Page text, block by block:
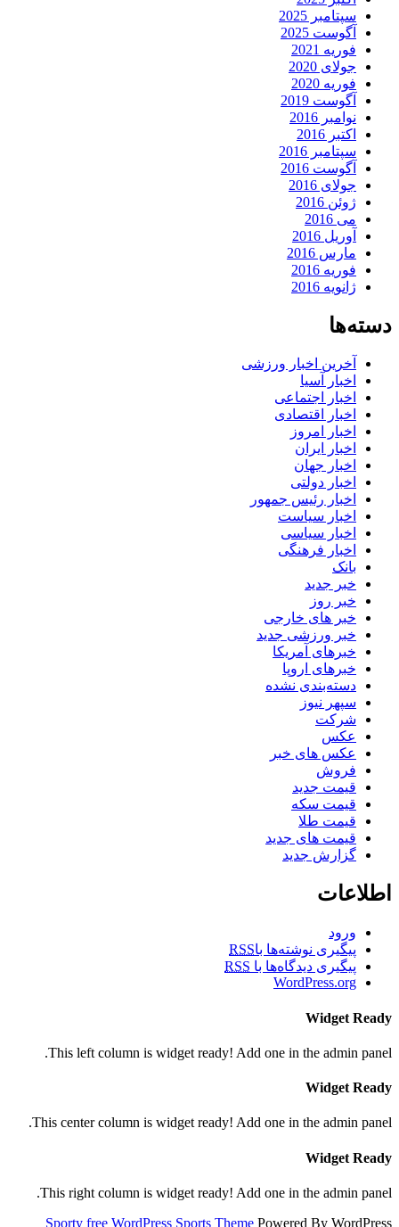
سپتامبر 2025
آگوست 2025
فوریه 2021
جولای 2020
فوریه 2020
آگوست 2019
نوامبر 2016
اکتبر 2016
سپتامبر 2016
آگوست 2016
جولای 2016
ژوئن 2016
می 2016
آوریل 2016
مارس 2016
فوریه 2016
ژانویه 2016
دسته‌ها
آخرین اخبار ورزشی
اخبار آسیا
اخبار اجتماعی
اخبار اقتصادی
اخبار امروز
اخبار ایران
اخبار جهان
اخبار دولتی
اخبار رئیس جمهور
اخبار سیاست
اخبار سیاسی
اخبار فرهنگی
بانک
خبر جدید
خبر روز
خبر های خارجی
خبر ورزشی جدید
خبرهای آمریکا
خبرهای اروپا
دسته‌بندی نشده
سپهر نیوز
شرکت
عکس
عکس های خبر
فروش
قیمت جدید
قیمت سکه
قیمت طلا
قیمت های جدید
گزارش جدید
اطلاعات
ورود
پیگیری نوشته‌ها باRSS
پیگیری دیدگاه‌ها با RSS
WordPress.org
Widget Ready
This left column is widget ready! Add one in the admin panel.
Widget Ready
This center column is widget ready! Add one in the admin panel.
Widget Ready
This right column is widget ready! Add one in the admin panel.
Sporty free WordPress Sports Theme Powered By WordPress